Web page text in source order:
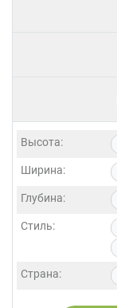
Высота:
Ширина:
Глубина:
Стиль:
Страна: